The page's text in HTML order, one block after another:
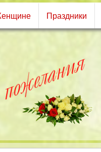
Праздники